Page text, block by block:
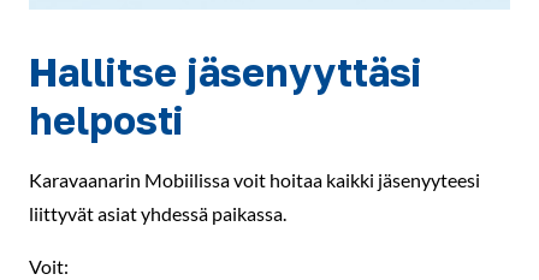
Hallitse jäsenyyttäsi
helposti
Karavaanarin Mobiilissa voit hoitaa kaikki jäsenyyteesi
liittyvät asiat yhdessä paikassa.
Voit: